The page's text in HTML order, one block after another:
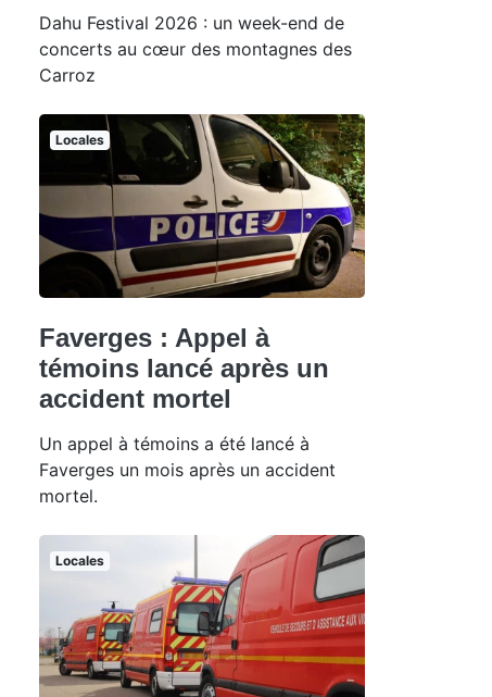
Dahu Festival 2026 : un week-end de
concerts au cœur des montagnes des
Carroz
Locales
Faverges : Appel à
témoins lancé après un
accident mortel
Un appel à témoins a été lancé à
Faverges un mois après un accident
mortel.
Locales